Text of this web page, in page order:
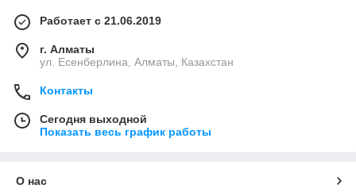
Работает с 21.06.2019
г. Алматы
ул. Есенберлина, Алматы, Казахстан
Контакты
Сегодня выходной
Показать весь график работы
О нас